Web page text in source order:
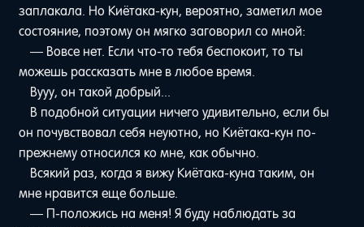
заплакала. Но Киётака-кун, вероятно, заметил мое
состояние, поэтому он мягко заговорил со мной:
— Вовсе нет. Если что-то тебя беспокоит, то ты
можешь рассказать мне в любое время.
Вууу, он такой добрый...
В подобной ситуации ничего удивительно, если бы
он почувствовал себя неуютно, но Киётака-кун по-
прежнему относился ко мне, как обычно.
Всякий раз, когда я вижу Киётака-куна таким, он
мне нравится еще больше.
— П-положись на меня! Я буду наблюдать за